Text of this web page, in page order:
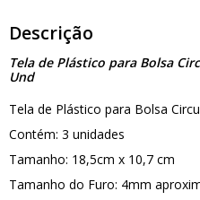
Descrição
Tela de Plástico para Bolsa
Und
Tela de Plástico para Bolsa
Contém: 3 unidades
Tamanho: 18,5cm x 10,7 cm
Tamanho do Furo: 4mm